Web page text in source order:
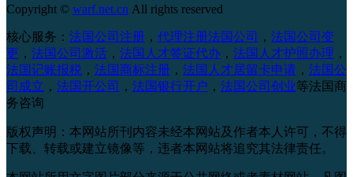
Copyright © warf.net.cn All rights reserved
核心服务： 法国公司注册 ， 代理注册法国公司 ， 法国公司变
更 ， 法国公司激活 ， 法国人才签证代办 ， 法国人才护照办理 ，
法国记账报税 ， 法国商标注册 ， 法国人才居留卡申请 ， 法国公
司成立 ， 法国开公司 ， 法国银行开户 ， 法国公司创业等法国商
务咨询
版权声明：本网站所刊内容未经本网站及作者本人许可，不得
下载、转载或建立镜像等，违者本网站将追究其法律责任。